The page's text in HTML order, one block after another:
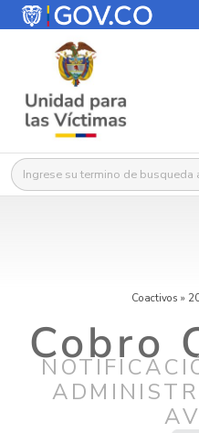
Buscar:
Coactivos »
Cobro